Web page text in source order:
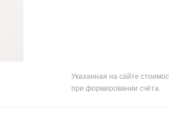
Указанная на сайте
при формировании счёта.